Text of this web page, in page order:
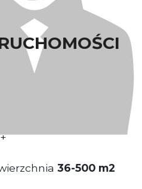
pokrywa Właściciel
usytuowany na
36-500 m2